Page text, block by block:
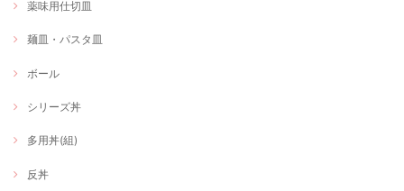
薬味用仕切皿
麺皿・パスタ皿
ボール
シリーズ丼
多用丼(組)
反丼